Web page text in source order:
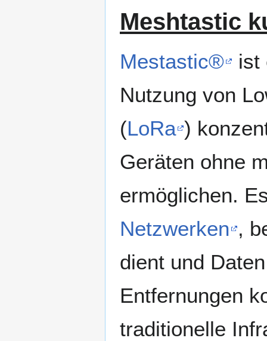
Meshtastic
Mestastic®
ist
Nutzung von
(LoRa )
Geräten ohne
ermöglichen.
Netzwerken ,
dient und
Entfernungen
traditionelle